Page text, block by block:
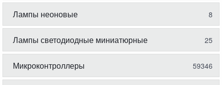
Лампы неоновые 8
Лампы светодиодные миниатюрные 25
Микроконтроллеры 59346